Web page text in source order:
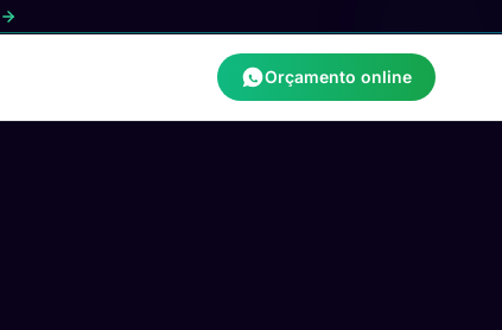
Orçamento online